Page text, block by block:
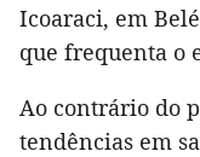
Icoaraci, em
que frequenta o
Ao contrário do
tendências em